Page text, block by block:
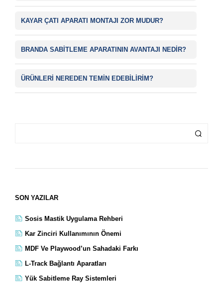
KAYAR ÇATI APARATI MONTAJI ZOR MUDUR?
BRANDA SABITLEME APARATININ AVANTAJI NEDIR?
ÜRÜNLERI NEREDEN TEMIN EDEBILIRIM?
SON YAZILAR
Sosis Mastik Uygulama Rehberi
Kar Zinciri Kullanımının Önemi
MDF Ve Playwood’un Sahadaki Farkı
L-Track Bağlantı Aparatları
Yük Sabitleme Ray Sistemleri